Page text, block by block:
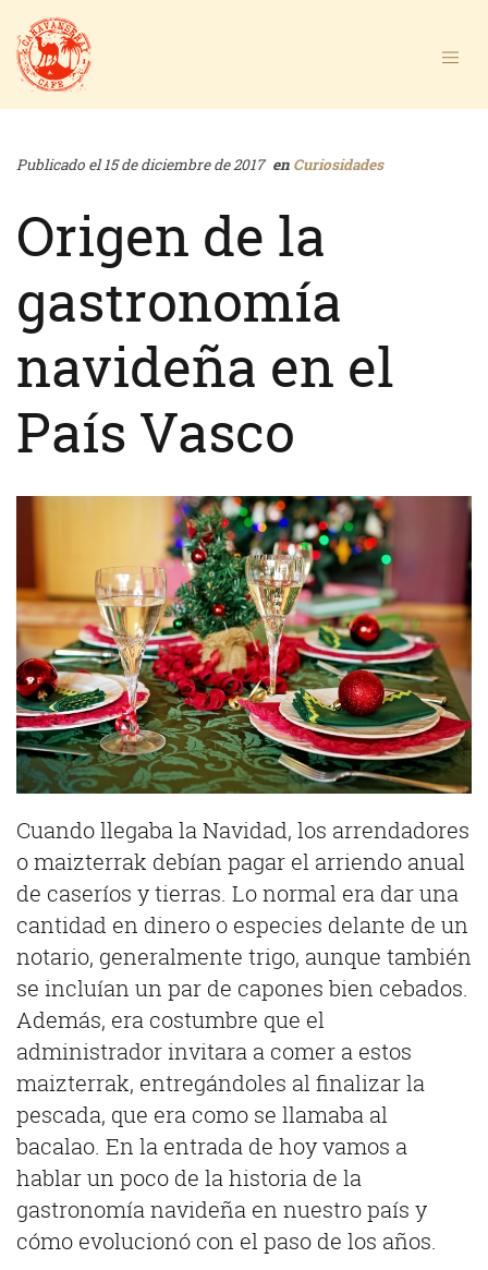
Publicado el 15 de diciembre de 2017 en Curiosidades
Origen de la
gastronomía
navideña en el
País Vasco
Cuando llegaba la Navidad, los arrendadores
o maizterrak debían pagar el arriendo anual
de caseríos y tierras. Lo normal era dar una
cantidad en dinero o especies delante de un
notario, generalmente trigo, aunque también
se incluían un par de capones bien cebados.
Además, era costumbre que el
administrador invitara a comer a estos
maizterrak, entregándoles al finalizar la
pescada, que era como se llamaba al
bacalao. En la entrada de hoy vamos a
hablar un poco de la historia de la
gastronomía navideña en nuestro país y
cómo evolucionó con el paso de los años.